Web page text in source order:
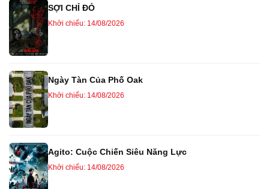
SỢI CHỈ ĐỎ
Khởi chiếu: 14/08/2026
Ngày Tàn Của Phố Oak
Khởi chiếu: 14/08/2026
Agito: Cuộc Chiến Siêu Năng Lực
Khởi chiếu: 14/08/2026